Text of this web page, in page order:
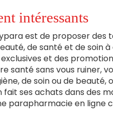
intéressants
est de proposer
de santé et de soin à
et des
santé sans vous ruiner,
de soin ou de
ses achats dans des
parapharmacie en ligne